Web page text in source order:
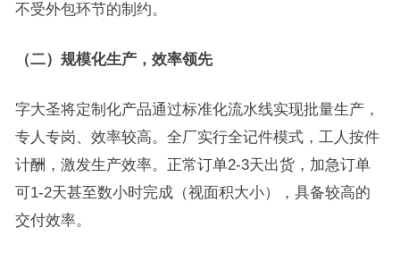
不受外包环节的制约。
（二）规模化生产，效率领先
字大圣将定制化产品通过标准化流水线实现批量生产，
专人专岗、效率较高。全厂实行全记件模式，工人按件
计酬，激发生产效率。正常订单2-3天出货，加急订单
可1-2天甚至数小时完成（视面积大小），具备较高的
交付效率。